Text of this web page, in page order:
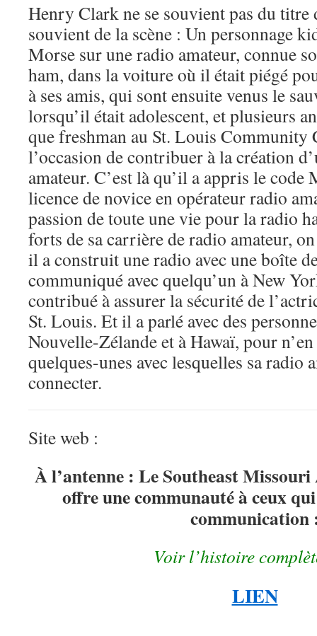
Henry Clark ne se souvient pas du
souvient de la scène : Un personnage
Morse sur une radio amateur, connue
ham, dans la voiture où il était piégé
à ses amis, qui sont ensuite venus le
lorsqu’il était adolescent, et plusieurs
que freshman au St. Louis Community
l’occasion de contribuer à la création
amateur. C’est là qu’il a appris le code
licence de novice en opérateur radio
passion de toute une vie pour la radio
forts de sa carrière de radio amateur,
il a construit une radio avec une boîte
communiqué avec quelqu’un à New
contribué à assurer la sécurité de
St. Louis. Et il a parlé avec des
Nouvelle-Zélande et à Hawaï, pour
quelques-unes avec lesquelles sa radio
connecter.
Site web :
À l’antenne : Le Southeast
offre une communauté à ceux
communication
Voir l’histoire
LIEN